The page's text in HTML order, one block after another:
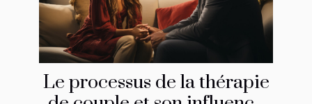
Le processus de la thérapie